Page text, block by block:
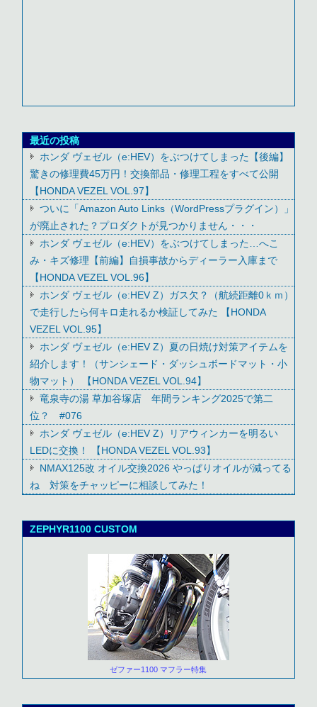
最近の投稿
ホンダ ヴェゼル（e:HEV）をぶつけてしまった【後編】
驚きの修理費45万円！交換部品・修理工程をすべて公開
【HONDA VEZEL VOL.97】
ついに「Amazon Auto Links（WordPressプラグイン）」
が廃止された？プロダクトが見つかりません・・・
ホンダ ヴェゼル（e:HEV）をぶつけてしまった…へこ
み・キズ修理【前編】自損事故からディーラー入庫まで
【HONDA VEZEL VOL.96】
ホンダ ヴェゼル（e:HEV Z）ガス欠？（航続距離0ｋｍ）
で走行したら何キロ走れるか検証してみた 【HONDA
VEZEL VOL.95】
ホンダ ヴェゼル（e:HEV Z）夏の日焼け対策アイテムを
紹介します！（サンシェード・ダッシュボードマット・小
物マット） 【HONDA VEZEL VOL.94】
竜泉寺の湯 草加谷塚店 年間ランキング2025で第二
位？ #076
ホンダ ヴェゼル（e:HEV Z）リアウィンカーを明るい
LEDに交換！ 【HONDA VEZEL VOL.93】
NMAX125改 オイル交換2026 やっぱりオイルが減ってる
ね 対策をチャッピーに相談してみた！
ZEPHYR1100 CUSTOM
ゼファー1100 マフラー特集